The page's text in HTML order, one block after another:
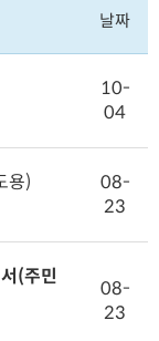
날짜
10-
04
용)
08-
23
(주민
08-
23